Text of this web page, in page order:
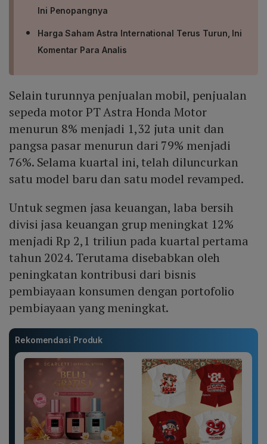
Ini Penopangnya
Harga Saham Astra International Terus Turun, Ini
Komentar Para Analis
Selain turunnya penjualan mobil, penjualan
sepeda motor PT Astra Honda Motor
menurun 8% menjadi 1,32 juta unit dan
pangsa pasar menurun dari 79% menjadi
76%. Selama kuartal ini, telah diluncurkan
satu model baru dan satu model revamped.
Untuk segmen jasa keuangan, laba bersih
divisi jasa keuangan grup meningkat 12%
menjadi Rp 2,1 triliun pada kuartal pertama
tahun 2024. Terutama disebabkan oleh
peningkatan kontribusi dari bisnis
pembiayaan konsumen dengan portofolio
pembiayaan yang meningkat.
Rekomendasi Produk